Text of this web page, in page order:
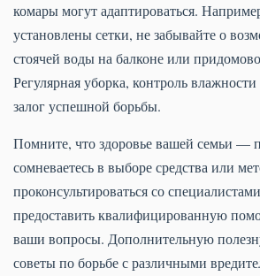
комары могут адаптироваться.
установлены сетки, не забывайте о
стоячей воды на балконе или
Регулярная уборка, контроль
залог успешной борьбы.
Помните, что здоровье вашей семьи —
сомневаетесь в выборе средства или
проконсультироваться со
предоставить квалифицированную
ваши вопросы. Дополнительную
советы по борьбе с различными